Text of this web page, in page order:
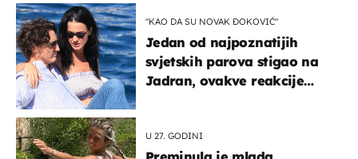
"KAO DA SU NOVAK ĐOKOVIĆ"
Jedan od najpoznatijih
svjetskih parova stigao na
Jadran, ovakve reakcije
U 27. GODINI